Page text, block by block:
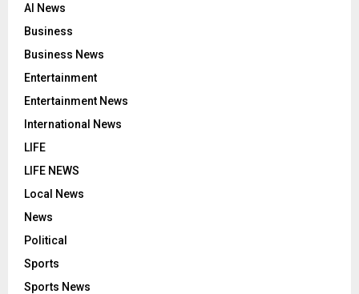
AI News
Business
Business News
Entertainment
Entertainment News
International News
LIFE
LIFE NEWS
Local News
News
Political
Sports
Sports News